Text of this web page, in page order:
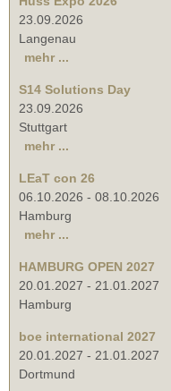
23.09.2026
Langenau
mehr ...
S14 Solutions Day
23.09.2026
Stuttgart
mehr ...
LEaT con 26
06.10.2026 - 08.10.2026
Hamburg
mehr ...
HAMBURG OPEN 2027
20.01.2027 - 21.01.2027
Hamburg
boe international 2027
20.01.2027 - 21.01.2027
Dortmund